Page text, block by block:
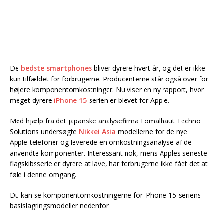
De bedste smartphones bliver dyrere hvert år, og det er ikke
kun tilfældet for forbrugerne. Producenterne står også over for
højere komponentomkostninger. Nu viser en ny rapport, hvor
meget dyrere iPhone 15-serien er blevet for Apple.
Med hjælp fra det japanske analysefirma Fomalhaut Techno
Solutions undersøgte Nikkei Asia modellerne for de nye
Apple-telefoner og leverede en omkostningsanalyse af de
anvendte komponenter. Interessant nok, mens Apples seneste
flagskibsserie er dyrere at lave, har forbrugerne ikke fået det at
føle i denne omgang.
Du kan se komponentomkostningerne for iPhone 15-seriens
basislagringsmodeller nedenfor: